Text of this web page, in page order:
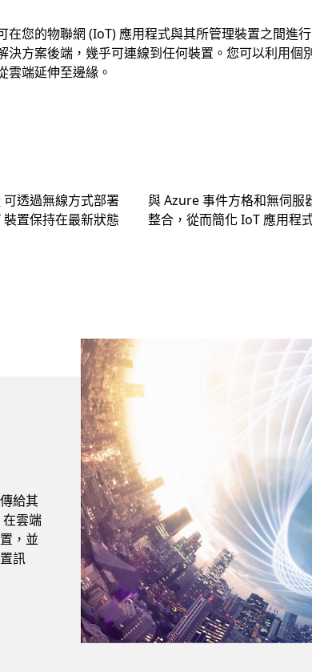
在您的物聯網 (IoT) 應用程式與其所管理裝置之間進
決方案後端，幾乎可連線到任何裝置。您可以利用
雲端延伸至邊緣。
可透過無線方式部署
置保持在最新狀態
與 Azure 事件方格和無伺服
整合，從而簡化 IoT 應用程
給其
雲端
，並
訊